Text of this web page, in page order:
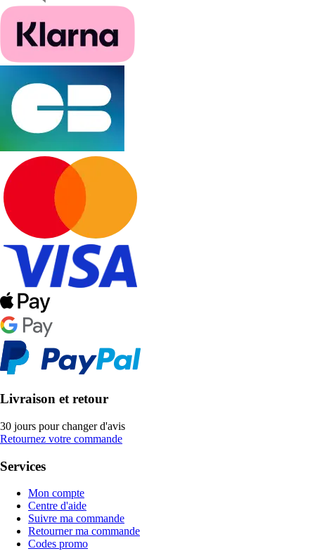
Livraison et retour
30 jours pour changer d'avis
Retournez votre commande
Services
Mon compte
Centre d'aide
Suivre ma commande
Retourner ma commande
Codes promo